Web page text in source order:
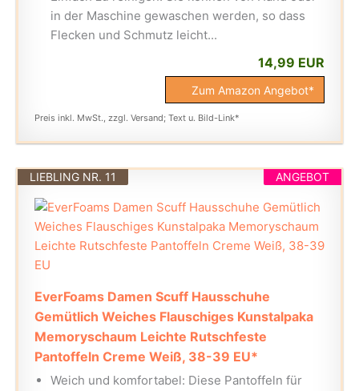
in der Maschine gewaschen werden, so dass
Flecken und Schmutz leicht...
14,99 EUR
Zum Amazon Angebot*
Preis inkl. MwSt., zzgl. Versand; Text u. Bild-Link*
ANGEBOT
LIEBLING NR. 11
EverFoams Damen Scuff Hausschuhe
Gemütlich Weiches Flauschiges Kunstalpaka
Memoryschaum Leichte Rutschfeste
Pantoffeln Creme Weiß, 38-39 EU*
Weich und komfortabel: Diese Pantoffeln für